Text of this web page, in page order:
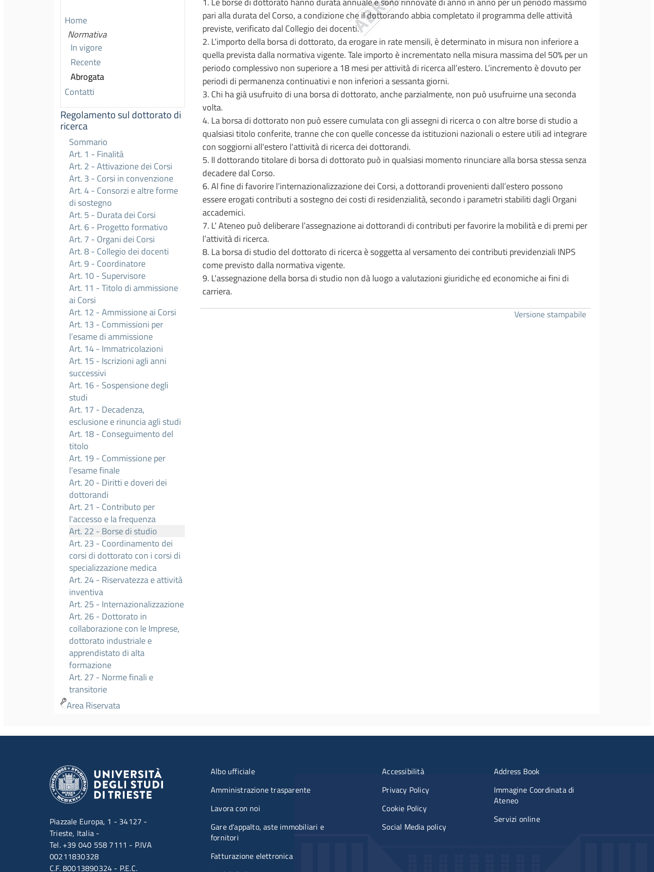
Home
Normativa
In vigore
Recente
Abrogata
Contatti
Regolamento sul dottorato di
ricerca
Sommario
Art. 1 - Finalità
Art. 2 - Attivazione dei Corsi
Art. 3 - Corsi in convenzione
Art. 4 - Consorzi e altre forme
di sostegno
Art. 5 - Durata dei Corsi
Art. 6 - Progetto formativo
Art. 7 - Organi dei Corsi
Art. 8 - Collegio dei docenti
Art. 9 - Coordinatore
Art. 10 - Supervisore
Art. 11 - Titolo di ammissione
ai Corsi
Art. 12 - Ammissione ai Corsi
Art. 13 - Commissioni per
l’esame di ammissione
Art. 14 - Immatricolazioni
Art. 15 - Iscrizioni agli anni
successivi
Art. 16 - Sospensione degli
studi
Art. 17 - Decadenza,
esclusione e rinuncia agli studi
Art. 18 - Conseguimento del
titolo
Art. 19 - Commissione per
l’esame finale
Art. 20 - Diritti e doveri dei
dottorandi
Art. 21 - Contributo per
l'accesso e Ia frequenza
Art. 22 - Borse di studio
Art. 23 - Coordinamento dei
corsi di dottorato con i corsi di
specializzazione medica
Art. 24 - Riservatezza e attività
inventiva
Art. 25 - Internazionalizzazione
Art. 26 - Dottorato in
collaborazione con le Imprese,
dottorato industriale e
apprendistato di alta
formazione
Art. 27 - Norme finali e
transitorie
Area Riservata
pari alla durata del Corso, a condizione che il dottorando abbia completato il programma delle attività
previste, verificato dal Collegio dei docenti.
2. L’importo della borsa di dottorato, da erogare in rate mensili, è determinato in misura non inferiore a
quella prevista dalla normativa vigente. Tale importo è incrementato nella misura massima del 50% per un
periodo complessivo non superiore a 18 mesi per attività di ricerca all’estero. L’incremento è dovuto per
periodi di permanenza continuativi e non inferiori a sessanta giorni.
3. Chi ha già usufruito di una borsa di dottorato, anche parzialmente, non può usufruirne una seconda
volta.
4. La borsa di dottorato non può essere cumulata con gli assegni di ricerca o con altre borse di studio a
qualsiasi titolo conferite, tranne che con quelle concesse da istituzioni nazionali o estere utili ad integrare
con soggiorni all'estero l'attività di ricerca dei dottorandi.
5. Il dottorando titolare di borsa di dottorato può in qualsiasi momento rinunciare alla borsa stessa senza
decadere dal Corso.
6. Al fine di favorire l’internazionalizzazione dei Corsi, a dottorandi provenienti dall’estero possono
essere erogati contributi a sostegno dei costi di residenzialità, secondo i parametri stabiliti dagli Organi
accademici.
7. L’ Ateneo può deliberare l’assegnazione ai dottorandi di contributi per favorire la mobilità e di premi per
l’attività di ricerca.
8. La borsa di studio del dottorato di ricerca è soggetta al versamento dei contributi previdenziali INPS
come previsto dalla normativa vigente.
9. L'assegnazione della borsa di studio non dà luogo a valutazioni giuridiche ed economiche ai fini di
carriera.
Versione stampabile
Piazzale Europa, 1 - 34127 -
Trieste, Italia -
Tel. +39 040 558 7111 - P.IVA
00211830328
C.F. 80013890324 - P.E.C.
Menu organizzazione
Albo ufficiale
Amministrazione trasparente
Lavora con noi
Gare d'appalto, aste immobiliari e
fornitori
Fatturazione elettronica
Menù riferimenti
Accessibilità
Privacy Policy
Cookie Policy
Social Media policy
Menu portale
Address Book
Immagine Coordinata di
Ateneo
Servizi online